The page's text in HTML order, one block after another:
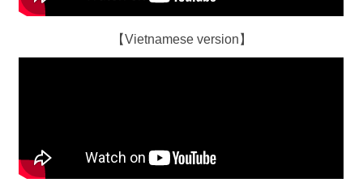
【Vietnamese version】